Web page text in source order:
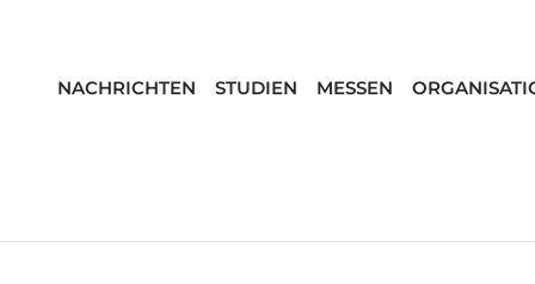
NACHRICHTEN STUDIEN MESSEN